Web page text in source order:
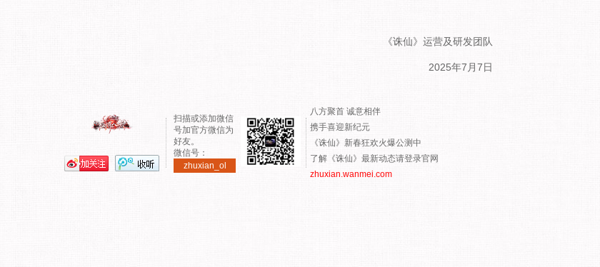
《诛仙》运营及研发团队
2025年7月7日
扫描或添加微信
号加官方微信为
好友。
微信号：
zhuxian_ol
八方聚首 诚意相伴
携手喜迎新纪元
《诛仙》新春狂欢火爆公测中
了解《诛仙》最新动态请登录官网
zhuxian.wanmei.com